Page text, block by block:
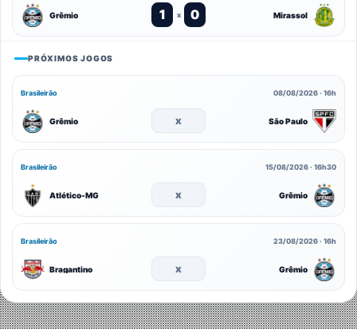
Grêmio 1 x 0 Mirassol
PRÓXIMOS JOGOS
Brasileirão 08/08/2026 · 16h
Grêmio x São Paulo
Brasileirão 15/08/2026 · 16h30
Atlético-MG x Grêmio
Brasileirão 23/08/2026 · 16h
Bragantino x Grêmio